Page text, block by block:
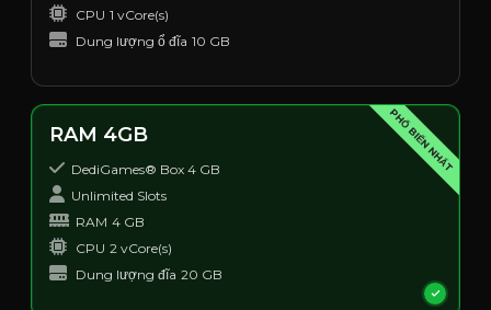
CPU 1 vCore(s)
Dung lượng ổ đĩa 10 GB
PHỔ BIẾN NHẤT
RAM 4GB
DediGames® Box 4 GB
Unlimited Slots
RAM 4 GB
CPU 2 vCore(s)
Dung lượng đĩa 20 GB